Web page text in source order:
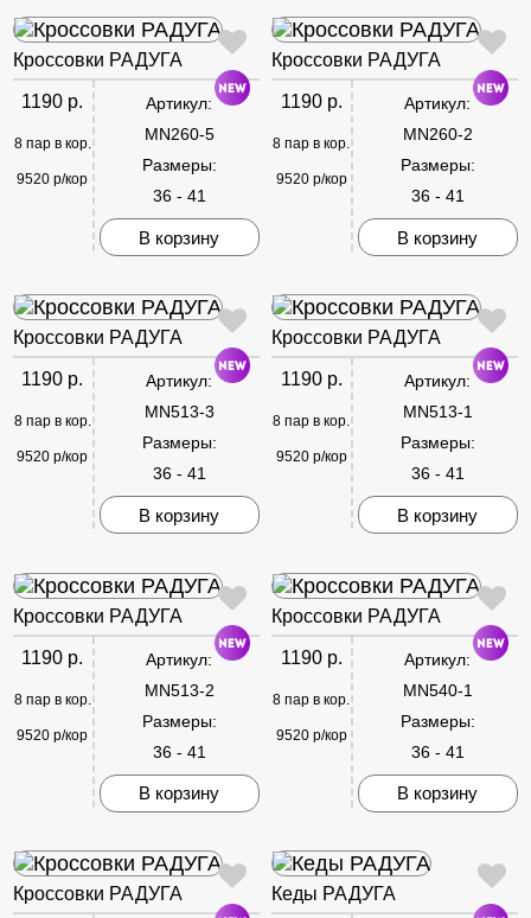
Кроссовки РАДУГА
1190 р.
8 пар в кор.
9520 р/кор
Артикул:
MN260-5
Размеры:
36 - 41
В корзину
Кроссовки РАДУГА
1190 р.
8 пар в кор.
9520 р/кор
Артикул:
MN260-2
Размеры:
36 - 41
В корзину
Кроссовки РАДУГА
1190 р.
8 пар в кор.
9520 р/кор
Артикул:
MN513-3
Размеры:
36 - 41
В корзину
Кроссовки РАДУГА
1190 р.
8 пар в кор.
9520 р/кор
Артикул:
MN513-1
Размеры:
36 - 41
В корзину
Кроссовки РАДУГА
1190 р.
8 пар в кор.
9520 р/кор
Артикул:
MN513-2
Размеры:
36 - 41
В корзину
Кроссовки РАДУГА
1190 р.
8 пар в кор.
9520 р/кор
Артикул:
MN540-1
Размеры:
36 - 41
В корзину
Кроссовки РАДУГА Кеды РАДУГА